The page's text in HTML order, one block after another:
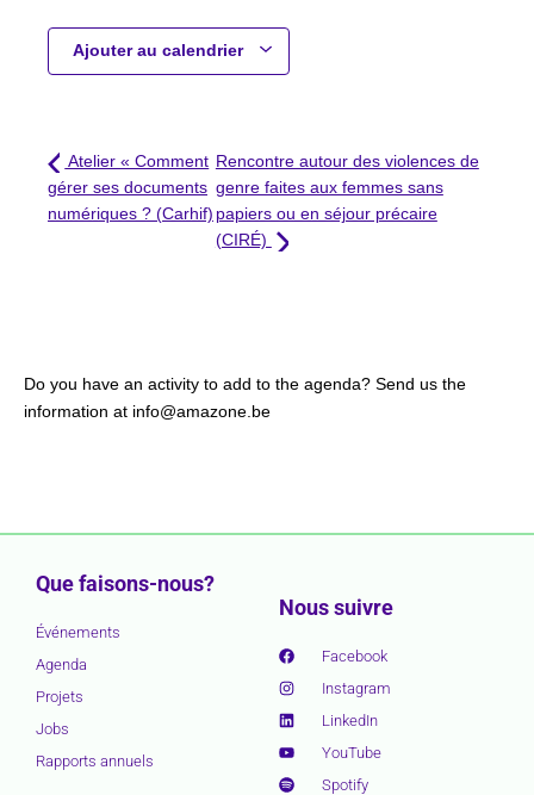
Ajouter au calendrier
Atelier « Comment
gérer ses documents
numériques ? (Carhif)
Rencontre autour des violences de
genre faites aux femmes sans
papiers ou en séjour précaire
(CIRÉ)
Do you have an activity to add to the agenda? Send us the
information at info@amazone.be
Que faisons-nous?
Événements
Agenda
Projets
Jobs
Rapports annuels
Nous suivre
Facebook
Instagram
LinkedIn
YouTube
Spotify